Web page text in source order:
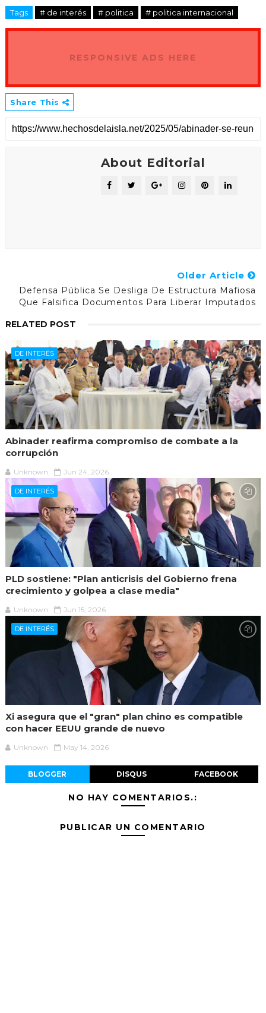
Tags # de interés # politica # politica internacional
RESPONSIVE ADS HERE
Share This
About Editorial
Older Article
Defensa Pública Se Desliga De Estructura Mafiosa
Que Falsifica Documentos Para Liberar Imputados
RELATED POST
DE INTERÉS
Abinader reafirma compromiso de combate a la
corrupción
Unknown Jun 24, 2026
DE INTERÉS
PLD sostiene: "Plan anticrisis del Gobierno frena
crecimiento y golpea a clase media"
Unknown Jun 15, 2026
DE INTERÉS
Xi asegura que el "gran" plan chino es compatible
con hacer EEUU grande de nuevo
Unknown May 14, 2026
BLOGGER DISQUS FACEBOOK
NO HAY COMENTARIOS.:
PUBLICAR UN COMENTARIO